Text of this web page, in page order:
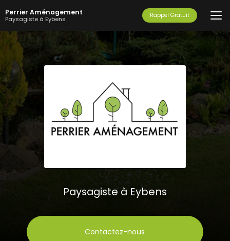
au
contenu
principal
Perrier Aménagement
Paysagiste à Eybens Rappel Gratuit
Paysagiste à Eybens
Contactez-nous